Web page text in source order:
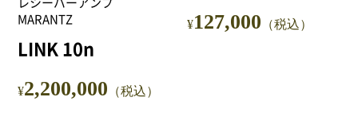
ご利用ガイド
特定商取引法に基づく表記
MARANTZ
LINK 10n
¥2,200,000 （税込）
¥127,000 （税込）